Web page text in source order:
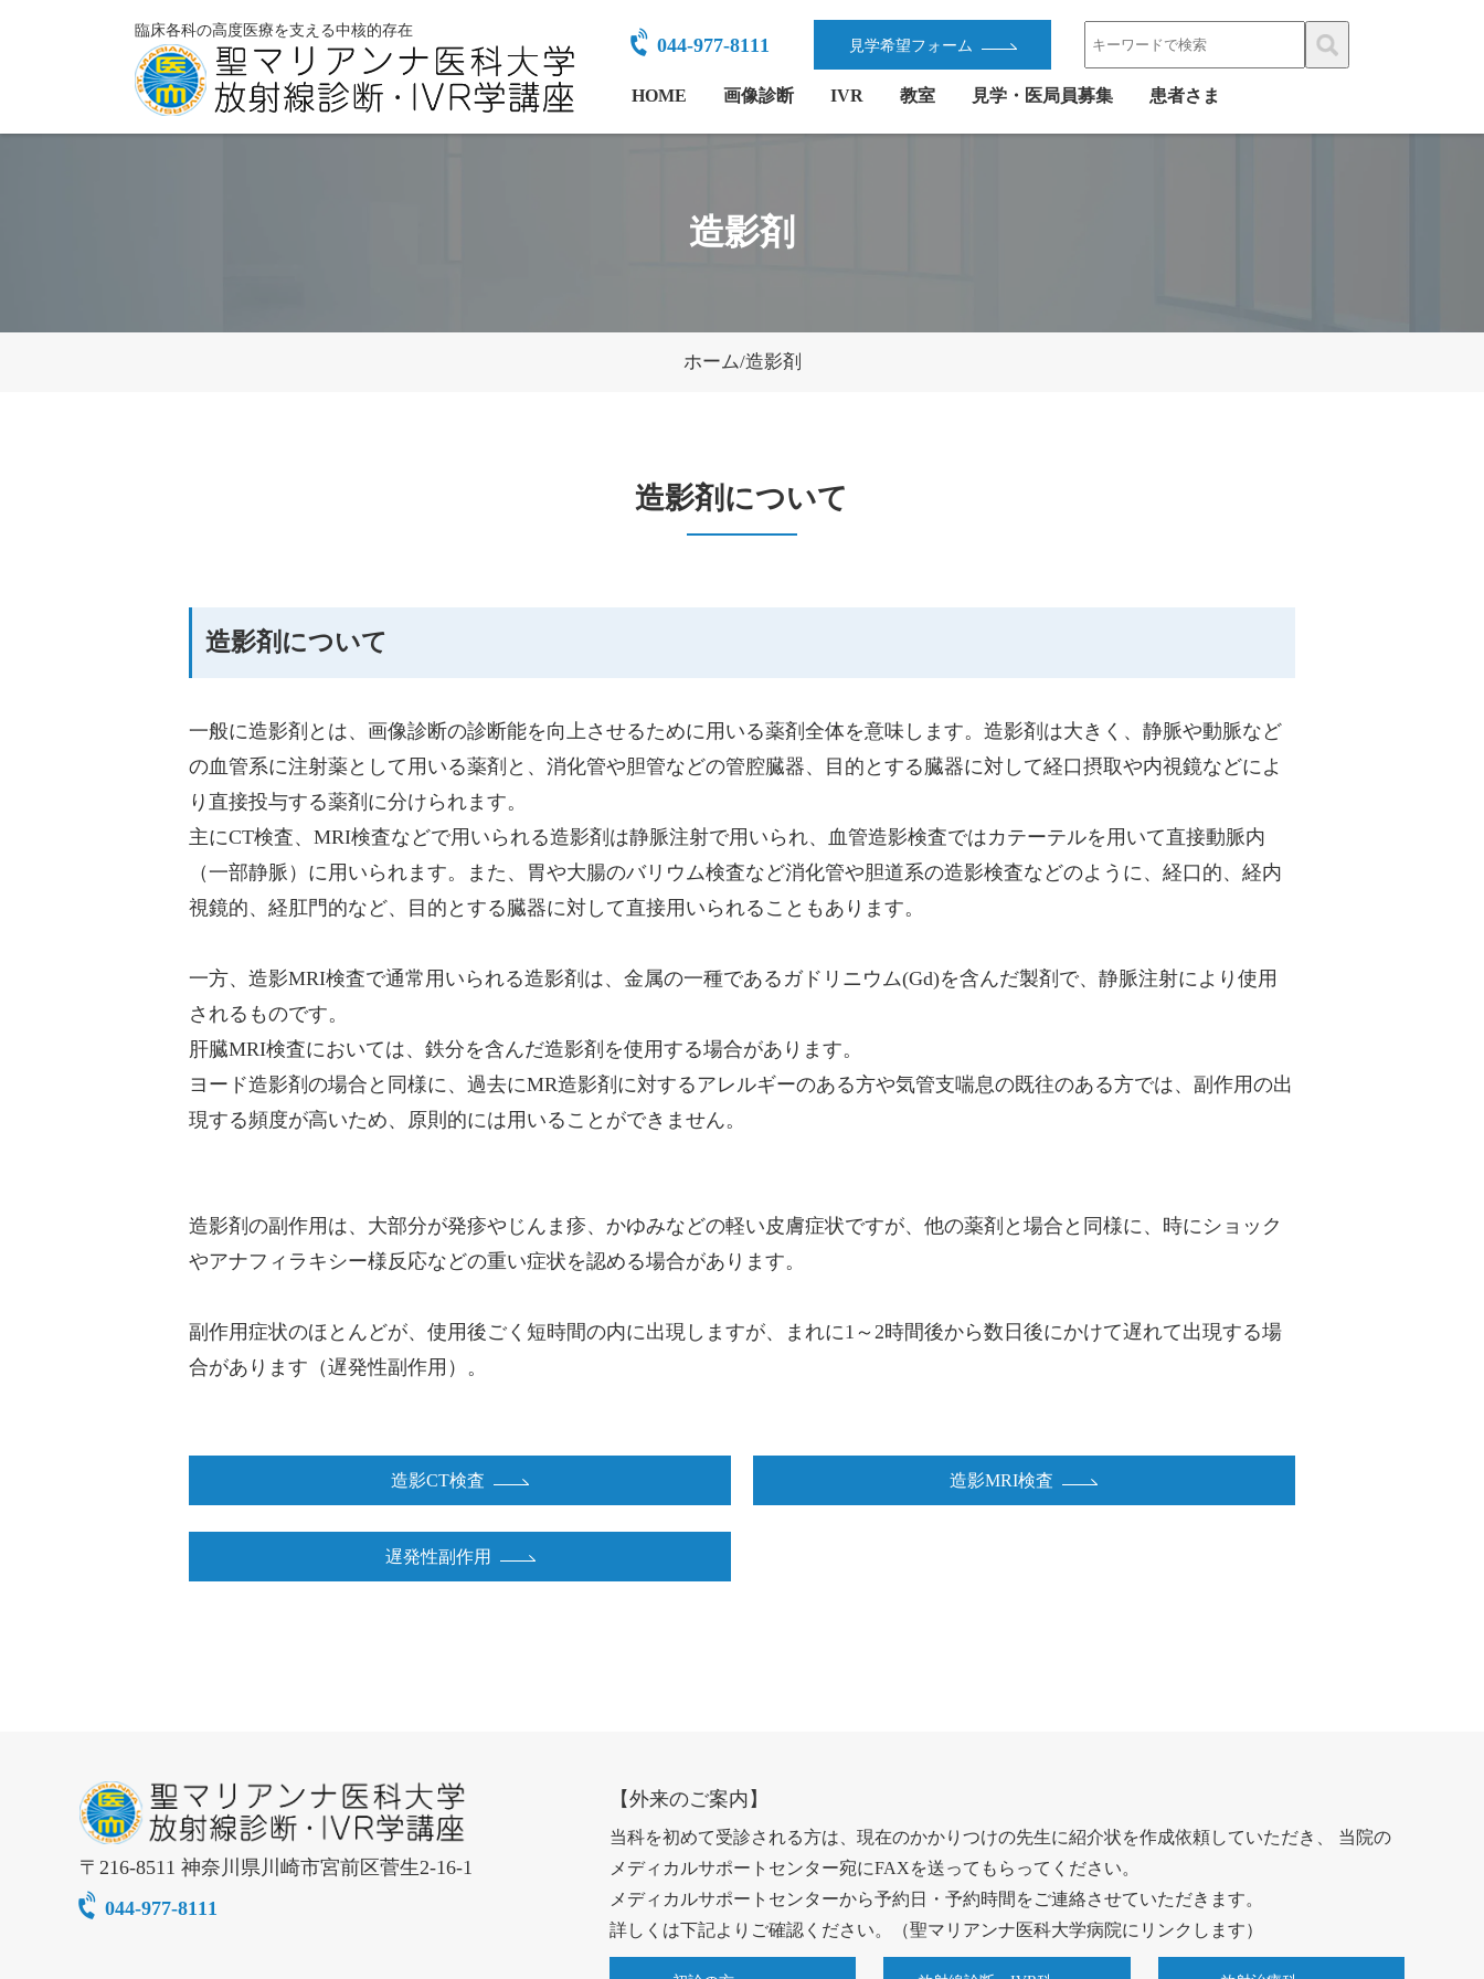
臨床各科の高度医療を支える中核的存在
044-977-8111 見学希望フォーム
HOME 画像診断 IVR 教室 見学・医局員募集 患者さま
造影剤
ホーム/造影剤
造影剤について
造影剤について
一般に造影剤とは、画像診断の診断能を向上させるために用いる薬剤全体を意味します。造影剤は大きく、静脈や動脈など
の血管系に注射薬として用いる薬剤と、消化管や胆管などの管腔臓器、目的とする臓器に対して経口摂取や内視鏡などによ
り直接投与する薬剤に分けられます。
主にCT検査、MRI検査などで用いられる造影剤は静脈注射で用いられ、血管造影検査ではカテーテルを用いて直接動脈内
（一部静脈）に用いられます。また、胃や大腸のバリウム検査など消化管や胆道系の造影検査などのように、経口的、経内
視鏡的、経肛門的など、目的とする臓器に対して直接用いられることもあります。
一方、造影MRI検査で通常用いられる造影剤は、金属の一種であるガドリニウム(Gd)を含んだ製剤で、静脈注射により使用
されるものです。
肝臓MRI検査においては、鉄分を含んだ造影剤を使用する場合があります。
ヨード造影剤の場合と同様に、過去にMR造影剤に対するアレルギーのある方や気管支喘息の既往のある方では、副作用の出
現する頻度が高いため、原則的には用いることができません。
造影剤の副作用は、大部分が発疹やじんま疹、かゆみなどの軽い皮膚症状ですが、他の薬剤と場合と同様に、時にショック
やアナフィラキシー様反応などの重い症状を認める場合があります。
副作用症状のほとんどが、使用後ごく短時間の内に出現しますが、まれに1～2時間後から数日後にかけて遅れて出現する場
合があります（遅発性副作用）。
造影CT検査 造影MRI検査
遅発性副作用
〒 216-8511 神奈川県 川崎市宮前区菅生2-16-1
044-977-8111
【外来のご案内】
当科を初めて受診される方は、現在のかかりつけの先生に紹介状を作成依頼していただき、 当院の
メディカルサポートセンター宛にFAXを送ってもらってください。
メディカルサポートセンターから予約日・予約時間をご連絡させていただきます。
詳しくは下記よりご確認ください。（聖マリアンナ医科大学病院にリンクします）